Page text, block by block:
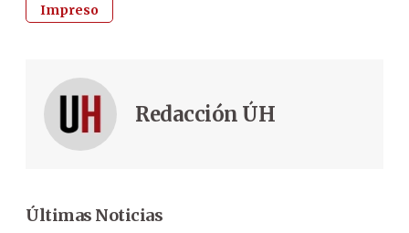
Impreso
Redacción ÚH
Últimas Noticias